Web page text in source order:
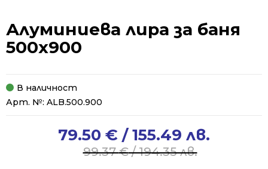
Алуминиева лира за баня
500х900
В наличност
Арт. №: ALB.500.900
99.37€/ 194.35 лв.
79.50 € / 155.49 лв.